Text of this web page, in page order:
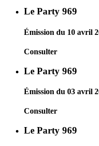
Le Party 969
Émission du 10 avril
Consulter
Le Party 969
Émission du 03 avril
Consulter
Le Party 969